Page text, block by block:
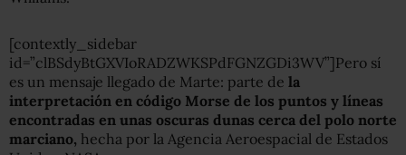
[contextly_sidebar
id=”clBSdyBtGXVIoRADZWKSPdFGNZGDi3WV”]Pero sí
es un mensaje llegado de Marte: parte de la
interpretación en código Morse de los puntos y líneas
encontradas en unas oscuras dunas cerca del polo norte
marciano, hecha por la Agencia Aeroespacial de Estados